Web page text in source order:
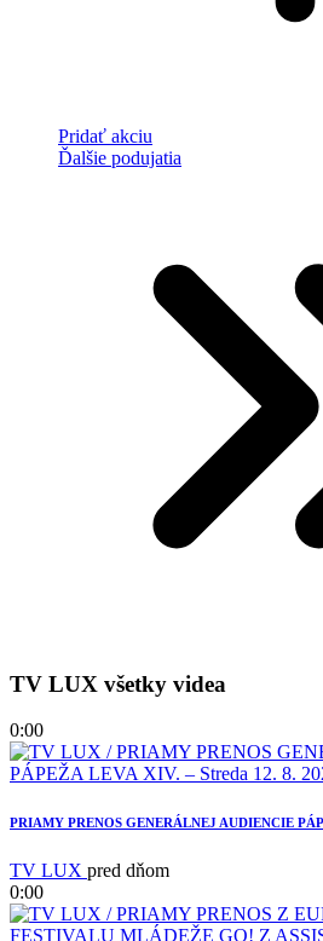
Pridať akciu
Ďalšie podujatia
TV LUX všetky videa
0:00
PRIAMY PRENOS GENERÁLNEJ AUDIENCIE
TV LUX pred dňom
0:00